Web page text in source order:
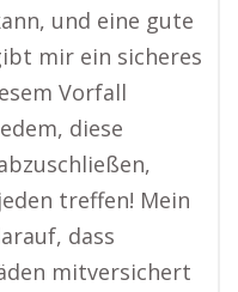
und eine gute
mir ein sicheres
Vorfall
diese
treffen! Mein
dass
mitversichert